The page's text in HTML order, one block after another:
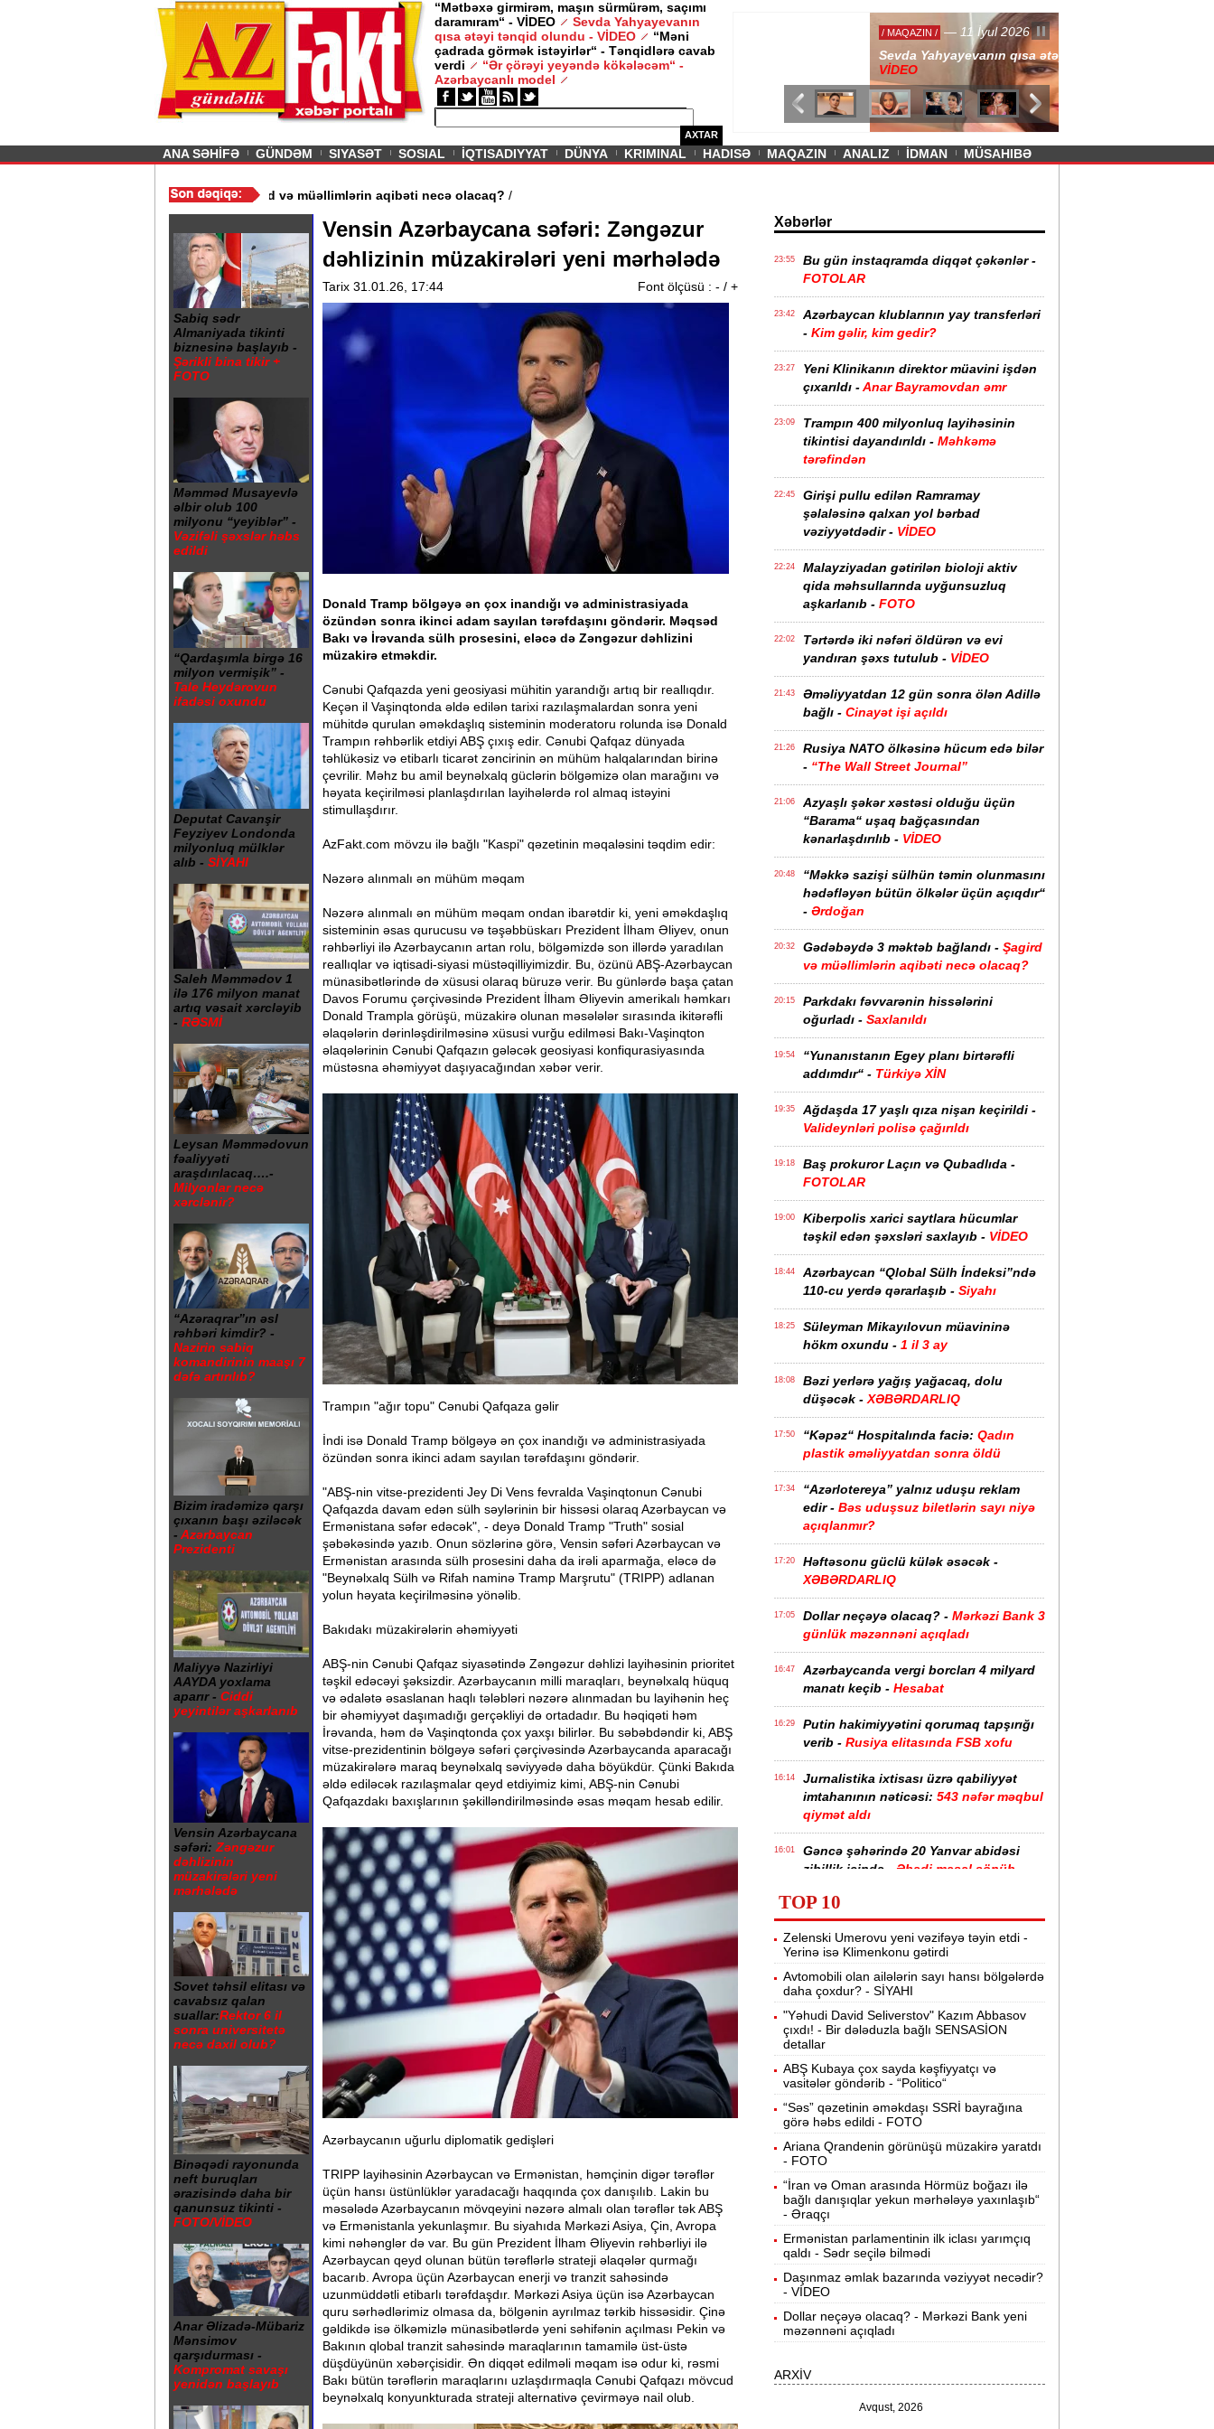
“Mətbəxə girmirəm, maşın sürmürəm, saçımı
daramıram“ - VİDEO
Sevda Yahyayevanın
qısa ətəyi tənqid olundu - VİDEO
“Məni
çadrada görmək istəyirlər“ - Tənqidlərə cavab
verdi
“Ər çörəyi yeyəndə kökələcəm“ -
Azərbaycanlı model
AXTAR
— 11 İyul 2026
Sevda Yahyayevanın qısa ətəyi tənqid olundu -
Previous
ANA SƏHİFƏ GÜNDƏM SIYASƏT SOSIAL İQTISADIYYAT DÜNYA KRIMINAL HADISƏ MAQAZIN ANALIZ İDMAN MÜSAHIBƏ
Gədəbəydə 3 məktəb bağlandı - Şagird və müəllimlərin aqibəti necə olacaq?
Sabiq sədr
Almaniyada tikinti
biznesinə başlayıb -
Şərikli bina tikir +
FOTO
Məmməd Musayevlə
əlbir olub 100
milyonu “yeyiblər” -
Vəzifəli şəxslər həbs
edildi
“Qardaşımla birgə 16
milyon vermişik” -
Tale Heydərovun
ifadəsi oxundu
Deputat Cavanşir
Feyziyev Londonda
milyonluq mülklər
alıb - SİYAHI
Saleh Məmmədov 1
ilə 176 milyon manat
artıq vəsait xərcləyib
- RƏSMİ
Leysan Məmmədovun
fəaliyyəti
araşdırılacaq….-
Milyonlar necə
xərclənir?
“Azəraqrar”ın əsl
rəhbəri kimdir? -
Nazirin sabiq
komandirinin maaşı 7
dəfə artırılıb?
Bizim iradəmizə qarşı
çıxanın başı əziləcək
- Azərbaycan
Prezidenti
Maliyyə Nazirliyi
AAYDA yoxlama
aparır - Ciddi
yeyintilər aşkarlanıb
Vensin Azərbaycana
səfəri: Zəngəzur
dəhlizinin
müzakirələri yeni
mərhələdə
Sovet təhsil elitası və
cavabsız qalan
suallar:Rektor 6 il
sonra universitetə
necə daxil olub?
Binəqədi rayonunda
neft buruqları
ərazisində daha bir
qanunsuz tikinti -
FOTO/VİDEO
Anar Əlizadə-Mübariz
Mənsimov
qarşıdurması -
Kompromat savaşı
yenidən başlayıb
Vensin Azərbaycana səfəri: Zəngəzur
dəhlizinin müzakirələri yeni mərhələdə
Tarix 31.01.26, 17:44 Font ölçüsü : - / +
Donald Tramp bölgəyə ən çox inandığı və administrasiyada
özündən sonra ikinci adam sayılan tərəfdaşını göndərir. Məqsəd
Bakı və İrəvanda sülh prosesini, eləcə də Zəngəzur dəhlizini
müzakirə etməkdir.
Cənubi Qafqazda yeni geosiyasi mühitin yarandığı artıq bir reallıqdır.
Keçən il Vaşinqtonda əldə edilən tarixi razılaşmalardan sonra yeni
mühitdə qurulan əməkdaşlıq sisteminin moderatoru rolunda isə Donald
Trampın rəhbərlik etdiyi ABŞ çıxış edir. Cənubi Qafqaz dünyada
təhlükəsiz və etibarlı ticarət zəncirinin ən mühüm halqalarından birinə
çevrilir. Məhz bu amil beynəlxalq güclərin bölgəmizə olan marağını və
həyata keçirilməsi planlaşdırılan layihələrdə rol almaq istəyini
stimullaşdırır.
AzFakt.com mövzu ilə bağlı "Kaspi" qəzetinin məqaləsini təqdim edir:
Nəzərə alınmalı ən mühüm məqam
Nəzərə alınmalı ən mühüm məqam ondan ibarətdir ki, yeni əməkdaşlıq
sisteminin əsas qurucusu və təşəbbüskarı Prezident İlham Əliyev, onun
rəhbərliyi ilə Azərbaycanın artan rolu, bölgəmizdə son illərdə yaradılan
reallıqlar və iqtisadi-siyasi müstəqilliyimizdir. Bu, özünü ABŞ-Azərbaycan
münasibətlərində də xüsusi olaraq büruzə verir. Bu günlərdə başa çatan
Davos Forumu çərçivəsində Prezident İlham Əliyevin amerikalı həmkarı
Donald Trampla görüşü, müzakirə olunan məsələlər sırasında ikitərəfli
əlaqələrin dərinləşdirilməsinə xüsusi vurğu edilməsi Bakı-Vaşinqton
əlaqələrinin Cənubi Qafqazın gələcək geosiyasi konfiqurasiyasında
müstəsna əhəmiyyət daşıyacağından xəbər verir.
Trampın "ağır topu" Cənubi Qafqaza gəlir
İndi isə Donald Tramp bölgəyə ən çox inandığı və administrasiyada
özündən sonra ikinci adam sayılan tərəfdaşını göndərir.
"ABŞ-nin vitse-prezidenti Jey Di Vens fevralda Vaşinqtonun Cənubi
Qafqazda davam edən sülh səylərinin bir hissəsi olaraq Azərbaycan və
Ermənistana səfər edəcək", - deyə Donald Tramp "Truth" sosial
şəbəkəsində yazıb. Onun sözlərinə görə, Vensin səfəri Azərbaycan və
Ermənistan arasında sülh prosesini daha da irəli aparmağa, eləcə də
"Beynəlxalq Sülh və Rifah naminə Tramp Marşrutu" (TRIPP) adlanan
yolun həyata keçirilməsinə yönəlib.
Bakıdakı müzakirələrin əhəmiyyəti
ABŞ-nin Cənubi Qafqaz siyasətində Zəngəzur dəhlizi layihəsinin prioritet
təşkil edəcəyi şəksizdir. Azərbaycanın milli maraqları, beynəlxalq hüquq
və ədalətə əsaslanan haqlı tələbləri nəzərə alınmadan bu layihənin heç
bir əhəmiyyət daşımadığı gerçəkliyi də ortadadır. Bu həqiqəti həm
İrəvanda, həm də Vaşinqtonda çox yaxşı bilirlər. Bu səbəbdəndir ki, ABŞ
vitse-prezidentinin bölgəyə səfəri çərçivəsində Azərbaycanda aparacağı
müzakirələrə maraq beynəlxalq səviyyədə daha böyükdür. Çünki Bakıda
əldə ediləcək razılaşmalar qeyd etdiyimiz kimi, ABŞ-nin Cənubi
Qafqazdakı baxışlarının şəkilləndirilməsində əsas məqam hesab edilir.
Azərbaycanın uğurlu diplomatik gedişləri
TRIPP layihəsinin Azərbaycan və Ermənistan, həmçinin digər tərəflər
üçün hansı üstünlüklər yaradacağı haqqında çox danışılıb. Lakin bu
məsələdə Azərbaycanın mövqeyini nəzərə almalı olan tərəflər tək ABŞ
və Ermənistanla yekunlaşmır. Bu siyahıda Mərkəzi Asiya, Çin, Avropa
kimi nəhənglər də var. Bu gün Prezident İlham Əliyevin rəhbərliyi ilə
Azərbaycan qeyd olunan bütün tərəflərlə strateji əlaqələr qurmağı
bacarıb. Avropa üçün Azərbaycan enerji və tranzit sahəsində
uzunmüddətli etibarlı tərəfdaşdır. Mərkəzi Asiya üçün isə Azərbaycan
quru sərhədlərimiz olmasa da, bölgənin ayrılmaz tərkib hissəsidir. Çinə
gəldikdə isə ölkəmizlə münasibətlərdə yeni səhifənin açılması Pekin və
Bakının qlobal tranzit sahəsində maraqlarının tamamilə üst-üstə
düşdüyünün xəbərçisidir. Ən diqqət edilməli məqam isə odur ki, rəsmi
Bakı bütün tərəflərin maraqlarını uzlaşdırmaqla Cənubi Qafqazı mövcud
beynəlxalq konyunkturada strateji alternativə çevirməyə nail olub.
Xəbərlər
23:55
Bu gün instaqramda diqqət çəkənlər -
FOTOLAR
23:42
Azərbaycan klublarının yay transferləri
- Kim gəlir, kim gedir?
23:27
Yeni Klinikanın direktor müavini işdən
çıxarıldı -Anar Bayramovdan əmr
23:09
Trampın 400 milyonluq layihəsinin
tikintisi dayandırıldı - Məhkəmə
tərəfindən
22:45
Girişi pullu edilən Ramramay
şəlaləsinə qalxan yol bərbad
vəziyyətdədir - VİDEO
22:24
Malayziyadan gətirilən bioloji aktiv
qida məhsullarında uyğunsuzluq
aşkarlanıb - FOTO
22:02
Tərtərdə iki nəfəri öldürən və evi
yandıran şəxs tutulub - VİDEO
21:43
Əməliyyatdan 12 gün sonra ölən Adillə
bağlı - Cinayət işi açıldı
21:26
Rusiya NATO ölkəsinə hücum edə bilər
- “The Wall Street Journal”
21:06
Azyaşlı şəkər xəstəsi olduğu üçün
“Barama“ uşaq bağçasından
kənarlaşdırılıb - VİDEO
20:48
“Məkkə sazişi sülhün təmin olunmasını
hədəfləyən bütün ölkələr üçün açıqdır“
- Ərdoğan
20:32 Gədəbəydə 3 məktəb bağlandı - Şagird
və müəllimlərin aqibəti necə olacaq?
20:15
Parkdakı fəvvarənin hissələrini
oğurladı - Saxlanıldı
19:54
“Yunanıstanın Egey planı birtərəfli
addımdır“ - Türkiyə XİN
19:35
Ağdaşda 17 yaşlı qıza nişan keçirildi -
Valideynləri polisə çağırıldı
19:18
Baş prokuror Laçın və Qubadlıda -
FOTOLAR
19:00
Kiberpolis xarici saytlara hücumlar
təşkil edən şəxsləri saxlayıb - VİDEO
18:44
Azərbaycan “Qlobal Sülh İndeksi”ndə
110-cu yerdə qərarlaşıb - Siyahı
18:25
Süleyman Mikayılovun müavininə
hökm oxundu - 1 il 3 ay
18:08
Bəzi yerlərə yağış yağacaq, dolu
düşəcək - XƏBƏRDARLIQ
17:50 “Kəpəz“ Hospitalında faciə: Qadın
plastik əməliyyatdan sonra öldü
17:34
“Azərlotereya” yalnız uduşu reklam
edir - Bəs uduşsuz biletlərin sayı niyə
açıqlanmır?
17:20
Həftəsonu güclü külək əsəcək -
XƏBƏRDARLIQ
17:05 Dollar neçəyə olacaq? - Mərkəzi Bank 3
günlük məzənnəni açıqladı
16:47
Azərbaycanda vergi borcları 4 milyard
manatı keçib - Hesabat
16:29
Putin hakimiyyətini qorumaq tapşırığı
verib - Rusiya elitasında FSB xofu
16:14
Jurnalistika ixtisası üzrə qabiliyyət
imtahanının nəticəsi: 543 nəfər məqbul
qiymət aldı
16:01
Gəncə şəhərində 20 Yanvar abidəsi
zibillik içində - Əbədi məşəl sönüb
15:45
Pakistan, Səudiyyə Ərəbistanı və
Türkiyə saziş imzalayıb -Birgə müdafiə
haqqında
15:28
“Tarqovı”dakı yanğın məhdudlaşdırıldı
-VİDEOLAR
15:13
Velosipedlər Azərbaycana hansı
ölkələrdən və neçəyə gətirilib -
14:59
Pərvin Abıyeva son görünüşü diqqət
çəkdi - FOTOLAR
14:43
Bakıda 70 min manatlıq naqil
oğurlayan şəxs tutuldu -VİDEO
14:26
Samir Şərifova yeni vəzifə verildi -
Prezident Sərəncam imzaladı
14:11 Tovuzda qadın qətlə yetirildi -Şübhəli
qardaşı oğludur
13:56 39 dərəcə isti olacaq -Sabaha olan
hava proqnozu
13:40
Prezident bu səfirlərin yerini dəyişdi -
TOP 10
Zelenski Umerovu yeni vəzifəyə təyin etdi -
Yerinə isə Klimenkonu gətirdi
Avtomobili olan ailələrin sayı hansı bölgələrdə
daha çoxdur? - SİYAHI
"Yəhudi David Seliverstov" Kazım Abbasov
çıxdı! - Bir dələduzla bağlı SENSASİON
detallar
ABŞ Kubaya çox sayda kəşfiyyatçı və
vasitələr göndərib - “Politico“
“Səs” qəzetinin əməkdaşı SSRİ bayrağına
görə həbs edildi - FOTO
Ariana Qrandenin görünüşü müzakirə yaratdı
- FOTO
“İran və Oman arasında Hörmüz boğazı ilə
bağlı danışıqlar yekun mərhələyə yaxınlaşıb“
- Əraqçı
Ermənistan parlamentinin ilk iclası yarımçıq
qaldı - Sədr seçilə bilmədi
Daşınmaz əmlak bazarında vəziyyət necədir?
- VİDEO
Dollar neçəyə olacaq? - Mərkəzi Bank yeni
məzənnəni açıqladı
ARXİV
Avqust, 2026